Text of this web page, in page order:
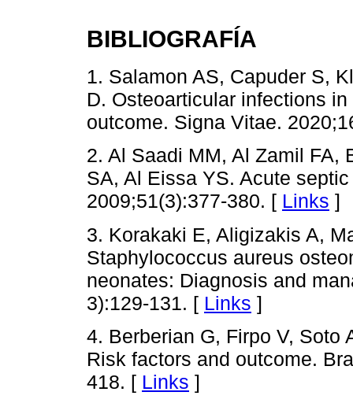
BIBLIOGRAFÍA
1. Salamon AS, Capuder S,
D. Osteoarticular infections
outcome. Signa Vitae.
2. Al Saadi MM, Al Zamil FA,
SA, Al Eissa YS. Acute
2009;51(3):377-380. [ Links ]
3. Korakaki E, Aligizakis A,
Staphylococcus aureus
neonates: Diagnosis and
3):129-131. [ Links ]
4. Berberian G, Firpo V, Soto
Risk factors and outcome.
418. [ Links ]